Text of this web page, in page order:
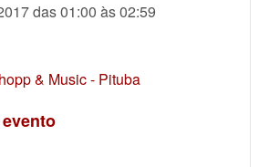
das 01:00 às 02:59
& Music - Pituba